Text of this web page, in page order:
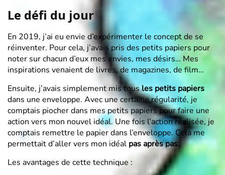
Le défi du jour
En 2019, j’ai eu envie d’expérimenter le concept de se
réinventer. Pour cela, j’avais pris des petits papiers pour
noter sur chacun d’eux mes envies, mes désirs… Mes
inspirations venaient de livres, de magazines, de film…
Ensuite, j’avais simplement mis tousles petits papiers
dans une enveloppe. Avec une certaine régularité, je
comptais piocher dans mes petits papiers pour faire une
action vers mon nouvel idéal. Une fois l’action réalisée, je
comptais remettre le papier dans l’enveloppe. Cela me
permettait d’aller vers mon idéal pas après pas.
Les avantages de cette technique :